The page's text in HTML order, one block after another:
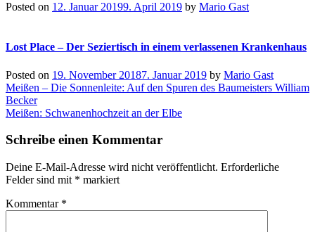
Posted on 12. Januar 20199. April 2019 by Mario Gast
Lost Place – Der Seziertisch in einem verlassenen Krankenhaus
Posted on 19. November 20187. Januar 2019 by Mario Gast
Beitragsnavigation
Meißen – Die Sonnenleite: Auf den Spuren des Baumeisters William
Becker
Meißen: Schwanenhochzeit an der Elbe
Schreibe einen Kommentar
Deine E-Mail-Adresse wird nicht veröffentlicht. Erforderliche
Felder sind mit * markiert
Kommentar *